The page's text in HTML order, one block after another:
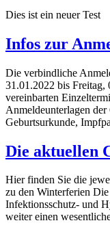
Dies ist ein neuer Test
Infos zur
Die verbindliche
31.01.2022 bis Freitag,
vereinbarten
Anmeldeunterlagen
Geburtsurkunde,
Die aktuellen
Hier finden Sie die
zu den Winterferien
Infektionsschutz- und
weiter einen